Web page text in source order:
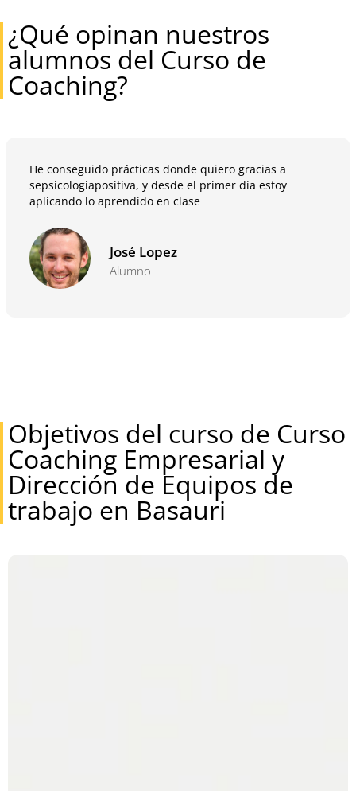
¿Qué opinan nuestros
alumnos del Curso de
Coaching?
He conseguido prácticas donde quiero gracias a
sepsicologiapositiva, y desde el primer día estoy
aplicando lo aprendido en clase
José Lopez
Alumno
Objetivos del curso de Curso
Coaching Empresarial y
Dirección de Equipos de
trabajo en Basauri